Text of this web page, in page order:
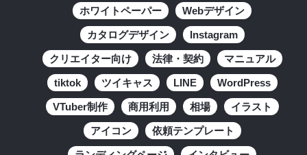
ホワイトペーパー Webデザイン
カタログデザイン Instagram
クリエイター向け 法律・契約 マニュアル
tiktok ツイキャス LINE WordPress
VTuber制作 商用利用 相場 イラスト
アイコン 依頼テンプレート